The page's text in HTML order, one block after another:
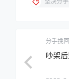
点点赞